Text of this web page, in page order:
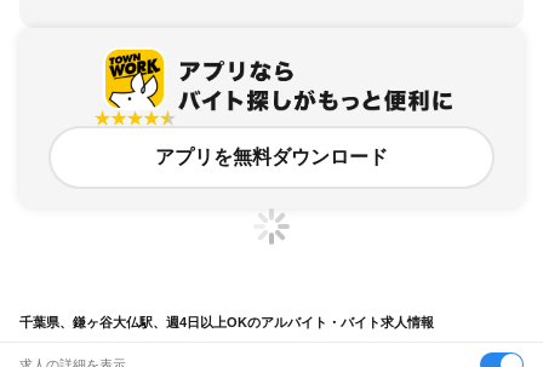
アプリを無料ダウンロード
千葉県、鎌ヶ谷大仏駅、週4日以上OKのアルバイト・バイト求人情報